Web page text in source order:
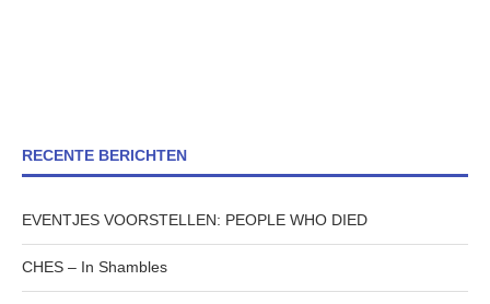
RECENTE BERICHTEN
EVENTJES VOORSTELLEN: PEOPLE WHO DIED
CHES – In Shambles